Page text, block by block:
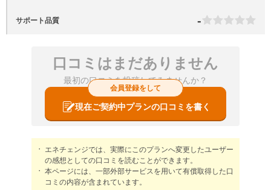
サポート品質 -
口コミはまだありません
最初の口コミを投稿してみませんか？
会員登録をして
現在ご契約中プランの口コミを書く
エネチェンジでは、実際にこのプランへ変更したユーザー
の感想としての口コミを読むことができます。
本ページには、一部外部サービスを用いて有償取得した口
コミの内容が含まれています。